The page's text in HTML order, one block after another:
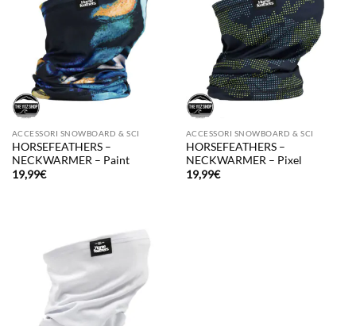
ACCESSORI SNOWBOARD & SCI
HORSEFEATHERS –
NECKWARMER – Paint
19,99€
ACCESSORI SNOWBOARD & SCI
HORSEFEATHERS –
NECKWARMER – Pixel
19,99€